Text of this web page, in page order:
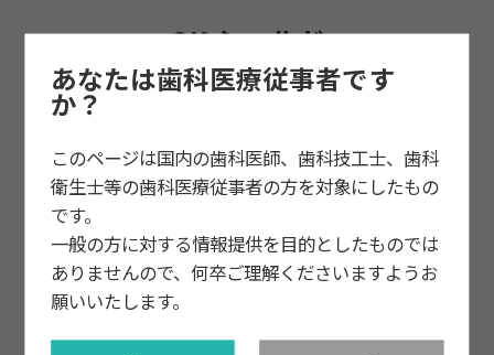
あなたは歯科医療従事者です
か？
このページは国内の歯科医師、歯科技工士、歯科
衛生士等の歯科医療従事者の方を対象にしたもの
です。
一般の方に対する情報提供を目的としたものでは
ありませんので、何卒ご理解くださいますようお
願いいたします。
OK シールド